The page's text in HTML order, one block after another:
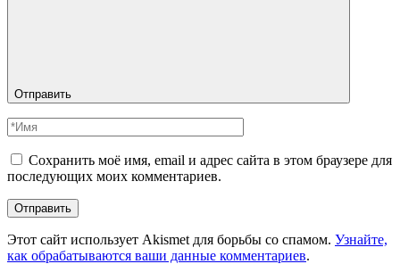
Отправить
Сохранить моё имя, email и адрес сайта в этом браузере для
последующих моих комментариев.
Этот сайт использует Akismet для борьбы со спамом. Узнайте,
как обрабатываются ваши данные комментариев.